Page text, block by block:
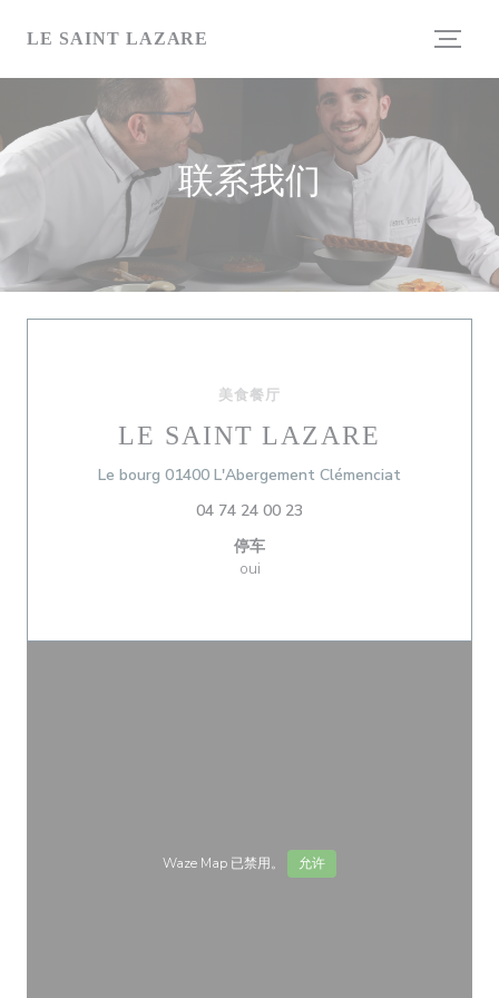
LE SAINT LAZARE
联系我们
美食餐厅
LE SAINT LAZARE
Le bourg 01400 L'Abergement Clémenciat
04 74 24 00 23
停车
oui
Waze Map 已禁用。 允许